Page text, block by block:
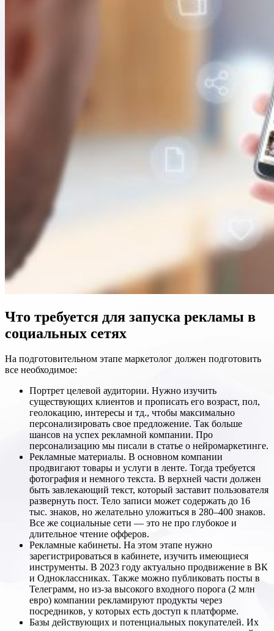
Что требуется для запуска рекламы в
социальных сетях
На подготовительном этапе маркетолог должен подготовить
все необходимое:
Портрет целевой аудитории. Нужно изучить
существующих клиентов и прописать его возраст, пол,
геолокацию, интересы и тд., чтобы максимально
персонализировать свое предложение. Так больше
шансов на успех рекламной компании. Про
персонализацию мы писали в статье о нейромаркетинге.
Рекламные материалы. В основном компании
продвигают товары и услуги в ленте. Тогда требуется
фотография и немного текста. В верхней части должен
быть завлекающий текст, который заставит пользователя
развернуть пост. Тело записи может содержать до 16
тыс. знаков, но желательно уложиться в 280–400 знаков.
Все же социальные сети — это не про глубокое и
длительное чтение офферов.
Рекламные кабинеты. На этом этапе нужно
зарегистрироваться в кабинете, изучить имеющиеся
инструменты. В 2023 году актуально продвижение в ВК
и Одноклассниках. Также можно публиковать посты в
Телеграмм, но из-за высокого входного порога (2 млн
евро) компании рекламируют продукты через
посредников, у которых есть доступ к платформе.
Базы действующих и потенциальных покупателей. Их